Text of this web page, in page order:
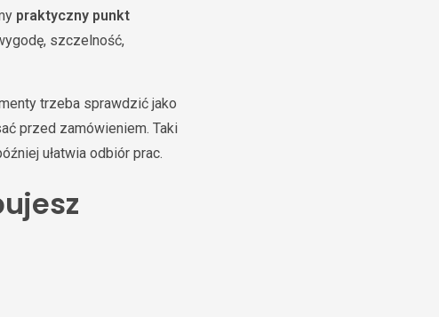
praktyczny punkt
szczelność,
trzeba sprawdzić jako
przed zamówieniem. Taki
ułatwia odbiór prac.